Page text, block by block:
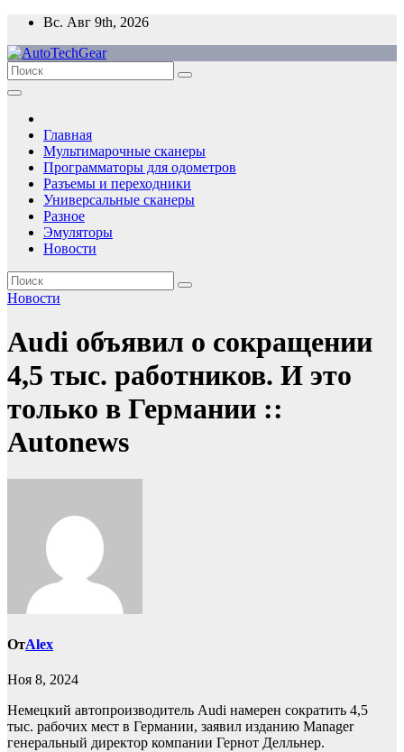
Перейти
содержимому
Вс. Авг 9th, 2026
Главная
Мультимарочные сканеры
Программаторы для одометров
Разъемы и переходники
Универсальные сканеры
Разное
Эмуляторы
Новости
Новости
Audi объявил о сокращении
4,5 тыс. работников. И это
только в Германии ::
Autonews
ОтAlex
Ноя 8, 2024
Немецкий автопроизводитель Audi намерен сократить 4,5
тыс. рабочих мест в Германии, заявил изданию Manager
генеральный директор компании Гернот Делльнер.